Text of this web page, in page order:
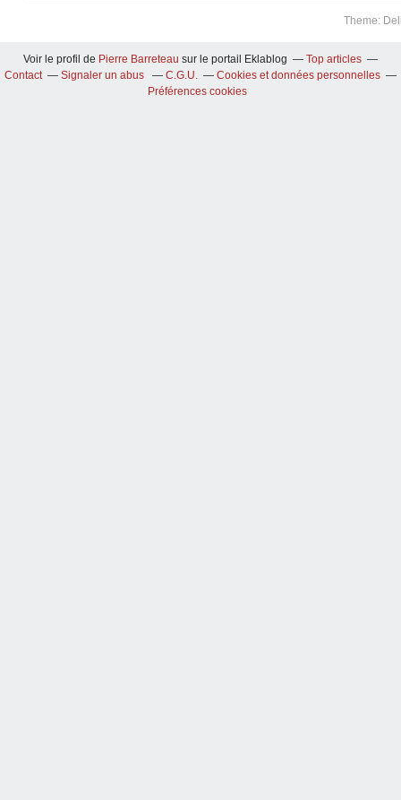
Theme:
Voir le profil de Pierre Barreteau sur le portail Eklablog
Top articles
Contact
Signaler un abus C.G.U.
Cookies et données personnelles
Préférences cookies